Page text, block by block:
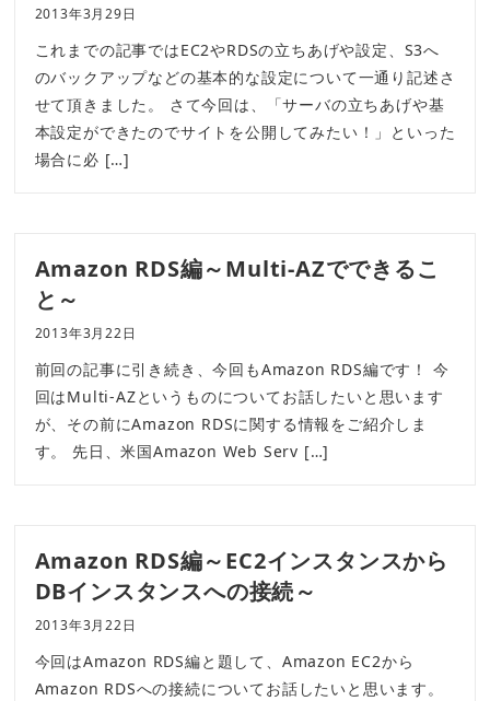
2013年3月29日
これまでの記事ではEC2やRDSの立ちあげや設定、S3へ
のバックアップなどの基本的な設定について一通り記述さ
せて頂きました。 さて今回は、「サーバの立ちあげや基
本設定ができたのでサイトを公開してみたい！」といった
場合に必 […]
Amazon RDS編～Multi-AZでできるこ
と～
2013年3月22日
前回の記事に引き続き、今回もAmazon RDS編です！ 今
回はMulti-AZというものについてお話したいと思います
が、その前にAmazon RDSに関する情報をご紹介しま
す。 先日、米国Amazon Web Serv […]
Amazon RDS編～EC2インスタンスから
DBインスタンスへの接続～
2013年3月22日
今回はAmazon RDS編と題して、Amazon EC2から
Amazon RDSへの接続についてお話したいと思います。